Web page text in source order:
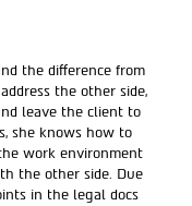
the difference from
the other side,
leave the client to
she knows how to
work environment
the other side. Due
in the legal docs